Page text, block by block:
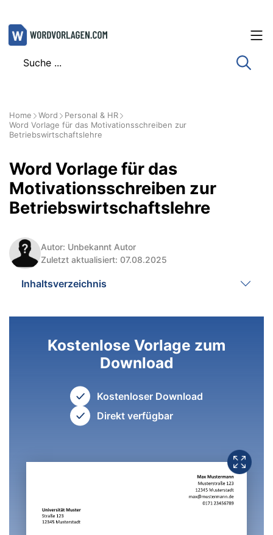
Zum
Inhalt
Home Word
Personal & HR
Word Vorlage für das Motivationsschreiben zur
Betriebswirtschaftslehre
Word Vorlage für das
Motivationsschreiben zur
Betriebswirtschaftslehre
Autor: Unbekannt Autor
Zuletzt aktualisiert: 07.08.2025
Inhaltsverzeichnis
Kostenlose Vorlage zum
Download
Kostenloser Download
Direkt verfügbar